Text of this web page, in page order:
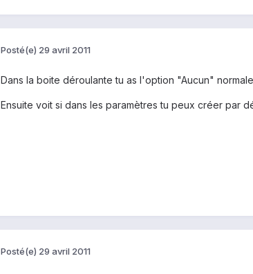
Posté(e) 29 avril 2011
Dans la boite déroulante tu as l'option "Aucun"
Ensuite voit si dans les paramètres tu peux créer par
Posté(e) 29 avril 2011